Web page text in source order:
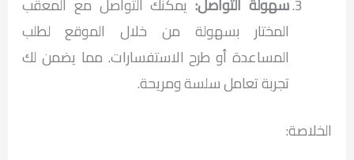
سهولة التواصل:يمكنك التواصل مع المعقب
المختار بسهولة من خلال الموقع لطلب
المساعدة أو طرح الاستفسارات. مما يضمن لك
تجربة تعامل سلسة ومريحة.
الخلاصة: